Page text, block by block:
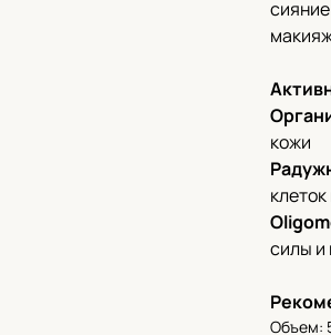
кожи
силы и
Объем: